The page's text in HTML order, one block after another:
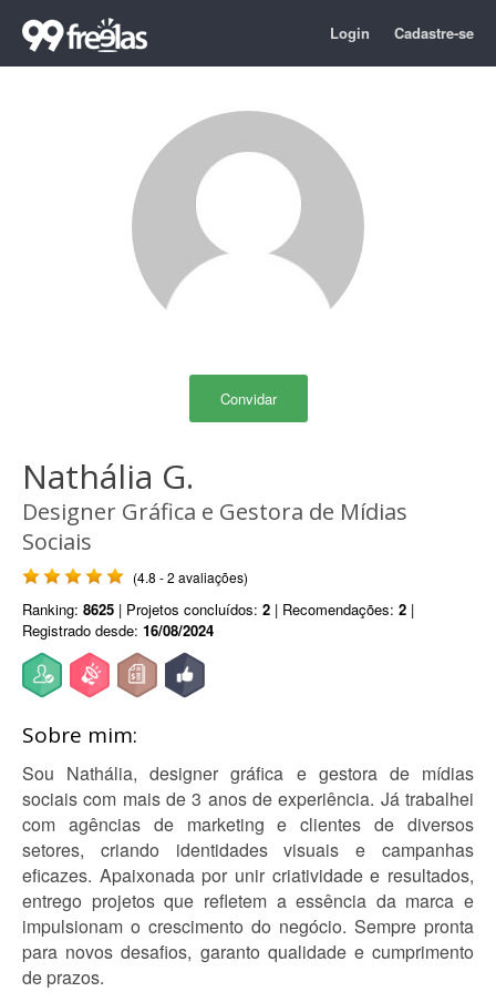
Login Cadastre-se
Convidar
Nathália G.
Designer Gráfica e Gestora de Mídias
Sociais
(4.8 - 2 avaliações)
Ranking: 8625 | Projetos concluídos: 2 | Recomendações: 2 |
Registrado desde: 16/08/2024
Sobre mim:
Sou Nathália, designer gráfica e gestora de mídias
sociais com mais de 3 anos de experiência. Já trabalhei
com agências de marketing e clientes de diversos
setores, criando identidades visuais e campanhas
eficazes. Apaixonada por unir criatividade e resultados,
entrego projetos que refletem a essência da marca e
impulsionam o crescimento do negócio. Sempre pronta
para novos desafios, garanto qualidade e cumprimento
de prazos.